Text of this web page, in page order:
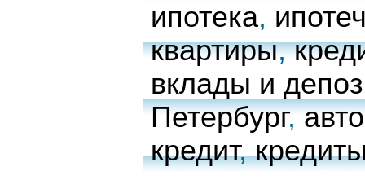
ипотека,
квартиры,
вклады и
Петербург,
кредит,